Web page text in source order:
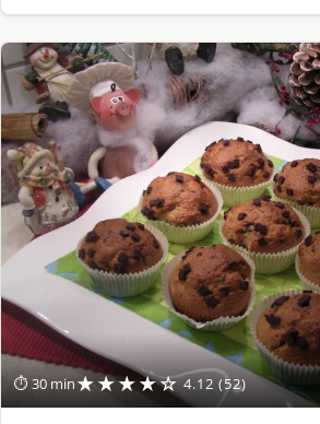
⏱ 30 min★★★★☆ 4.12 (52)